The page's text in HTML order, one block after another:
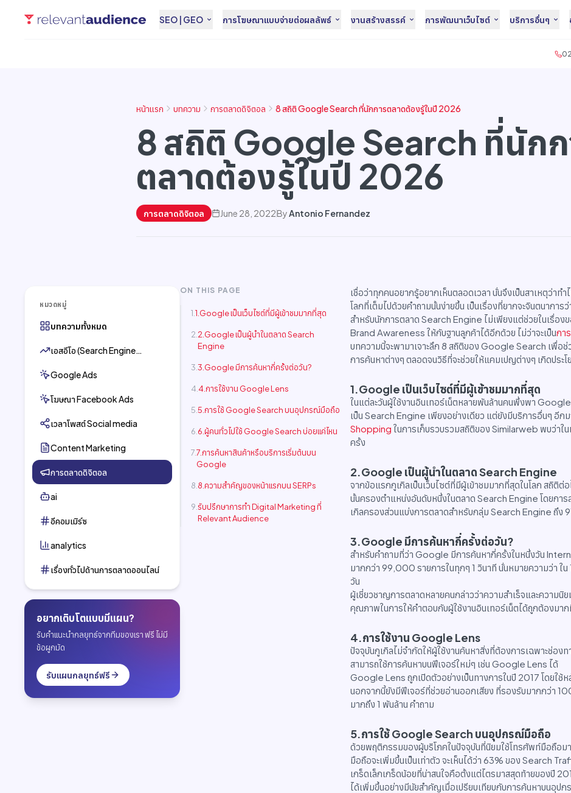
SEO | GEO การโฆษณาแบบจ่ายต่อผลลัพธ์ งานสร้างสรรค์ การพัฒนาเว็บไซต์ บริการอื่นๆ
หน้าแรก บทความ การตลาดดิจิตอล 8 สถิติ Google Search ที่นักการตลาดต้องรู้ในปี 2026
8 สถิติ Google Search ที่นัก
ตลาดต้องรู้ในปี 2026
การตลาดดิจิตอล June 28, 2022ByAntonio Fernandez
หมวดหมู่
บทความทั้งหมด
เอสอีโอ (Search Engine
Google Ads
โฆษณา Facebook Ads
เวลาโพสต์ Social media
Content Marketing
การตลาดดิจิตอล
ai
อีคอมเมิร์ซ
analytics
เรื่องทั่วไปด้านการตลาดออนไลน์
อยากเติบโตแบบมีแผน?
รับคำแนะนำกลยุทธ์จากทีมของเรา ฟรี ไม่มี
ข้อผูกมัด
รับแผนกลยุทธ์ฟรี
ON THIS PAGE
1.Google เป็นเว็บไซต์ที่มีผู้เข้าชมมากที่สุด
2.Google เป็นผู้นำในตลาด Search
Engine
3.Google มีการค้นหากี่ครั้งต่อวัน?
4.การใช้งาน Google Lens
5.การใช้ Google Search บนอุปกรณ์มือถือ
6.ผู้คนทั่วไปใช้ Google Search บ่อยแค่ไหน
7.การค้นหาสินค้าหรือบริการเริ่มต้นบน
Google
8.ความสำคัญของหน้าแรกบน SERPs
รับปรึกษาการทำ Digital Marketing ที่
Relevant Audience
เชื่อว่าทุกคนอยากรู้อยากเห็นตลอดเวลา นั่นจึงเป็นสาเหตุว่า
โลกที่เต็มไปด้วยคำถามนั้นง่ายขึ้น เป็นเรื่องที่ยากจะจินตนากา
สำหรับนักการตลาด Search Engine ไม่เพียงแต่ช่วยในเรื่อ
Brand Awareness ให้กับฐานลูกค้าได้อีกด้วย ไม่ว่าจะเป็นกา
บทความนี้จะพามาเจาะลึก 8 สถิติของ Google Search เพื่อช่
การค้นหาต่างๆ ตลอดจนวิธีที่จะช่วยให้แคมเปญต่างๆ เกิดปร
1.Google เป็นเว็บไซต์ที่มีผู้เข้าชมมากที่สุด
ในแต่ละวันผู้ใช้งานอินเทอร์เน็ตหลายพันล้านคนพึ่งพา
เป็น Search Engine เพียงอย่างเดียว แต่ยังมีบริการอื่นๆ อี
Shopping ในการเก็บรวบรวมสถิติของ Similarweb พบว่า
ครั้ง
2.Google เป็นผู้นำในตลาด Search Engine
จากข้อแรกกูเกิลเป็นเว็บไซต์ที่มีผู้เข้าชมมากที่สุดในโลก สถิติ
นั้นครองตำแหน่งอันดับหนึ่งในตลาด Search Engine โดยก
เกิลครองส่วนแบ่งการตลาดสำหรับกลุ่ม Search Engine ถึง
3.Google มีการค้นหากี่ครั้งต่อวัน?
สำหรับคำถามที่ว่า Google มีการค้นหากี่ครั้งในหนึ่งวัน
มากกว่า 99,000 รายการในทุกๆ 1 วินาที นั่นหมายความว่า ใ
วัน
ผู้เชี่ยวชาญการตลาดหลายคนกล่าวว่าความสำเร็จและความ
คุณภาพในการให้คำตอบกับผู้ใช้งานอินเทอร์เน็ตได้ถูกต้องมาก
4.การใช้งาน Google Lens
ปัจจุบันกูเกิลไม่จำกัดให้ผู้ใช้งานค้นหาสิ่งที่ต้องการเฉพาะช่อง
สามารถใช้การค้นหาบนฟีเจอร์ใหม่ๆ เช่น Google Lens ได้
Google Lens ถูกเปิดตัวอย่างเป็นทางการในปี 2017 โดยใช้
นอกจากนี้ยังมีฟีเจอร์ที่ช่วยอ่านออกเสียง ที่รองรับมากกว่า
มากถึง 1 พันล้าน คำถาม
5.การใช้ Google Search บนอุปกรณ์มือถือ
ด้วยพฤติกรรมของผู้บริโภคในปัจจุบันที่นิยมใช้โทรศัพท์มือถือ
มือถือจะเพิ่มขึ้นเป็นเท่าตัว จะเห็นได้ว่า 63% ของ Search
เกร็ดเล็กเกร็ดน้อยที่น่าสนใจคือตั้งแต่ไตรมาสสุดท้ายของปี
ได้เพิ่มขึ้นอย่างมีนัยสำคัญเมื่อเปรียบเทียบกับการค้นหาบนอุป